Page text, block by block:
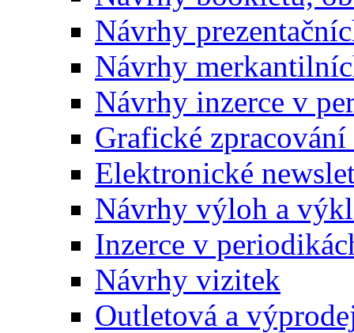
Návrhy
Návrhy
Návrhy inzerce v
Grafické
Elektronické
Návrhy výloh a
Inzerce v
Návrhy vizitek
Outletová a